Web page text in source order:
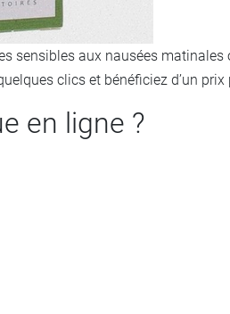
sensibles aux nausées
clics et bénéficiez d’un
en ligne ?